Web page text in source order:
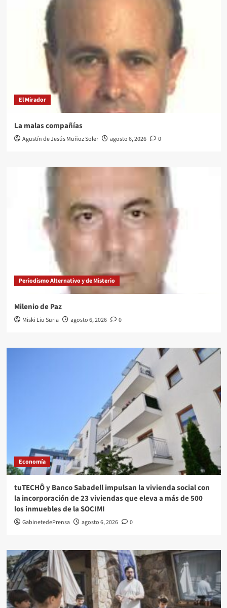
El Mirador
La malas compañías
Agustín de Jesús Muñoz Soler agosto 6, 2026 0
Periodismo Alternativo y de Misterio
Milenio de Paz
Miski Liu Suria agosto 6, 2026 0
Economía
tuTECHÔ y Banco Sabadell impulsan la vivienda social con
la incorporación de 23 viviendas que eleva a más de 500
los inmuebles de la SOCIMI
GabinetedePrensa agosto 6, 2026 0